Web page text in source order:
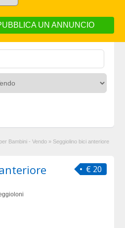
UN ANNUNCIO
Bambini - Vendo » Seggiolino bici anteriore
€ 20